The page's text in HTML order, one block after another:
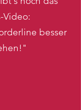
Video:
besser